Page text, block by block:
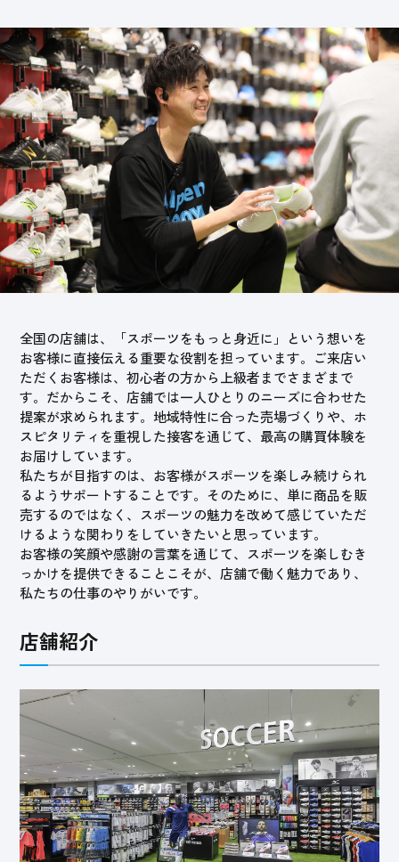
全国の店舗は、「スポーツをもっと身近に」という想いを
お客様に直接伝える重要な役割を担っています。ご来店い
ただくお客様は、初心者の方から上級者までさまざまで
す。だからこそ、店舗では一人ひとりのニーズに合わせた
提案が求められます。地域特性に合った売場づくりや、ホ
スピタリティを重視した接客を通じて、最高の購買体験を
お届けしています。
私たちが目指すのは、お客様がスポーツを楽しみ続けられ
るようサポートすることです。そのために、単に商品を販
売するのではなく、スポーツの魅力を改めて感じていただ
けるような関わりをしていきたいと思っています。
お客様の笑顔や感謝の言葉を通じて、スポーツを楽しむき
っかけを提供できることこそが、店舗で働く魅力であり、
私たちの仕事のやりがいです。
店舗紹介